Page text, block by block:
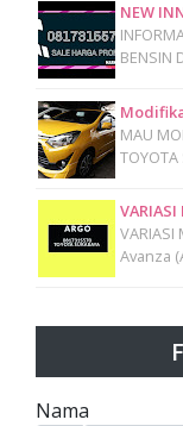
NEW
BENSIN
MAU
VARIASI
Avanza
Nama